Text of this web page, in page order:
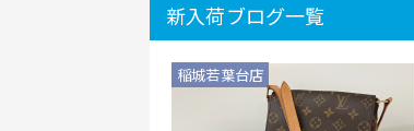
新入荷ブログ一覧
稲城若葉台店